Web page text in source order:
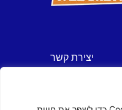
יצירת קשר
הצהרת נגישות